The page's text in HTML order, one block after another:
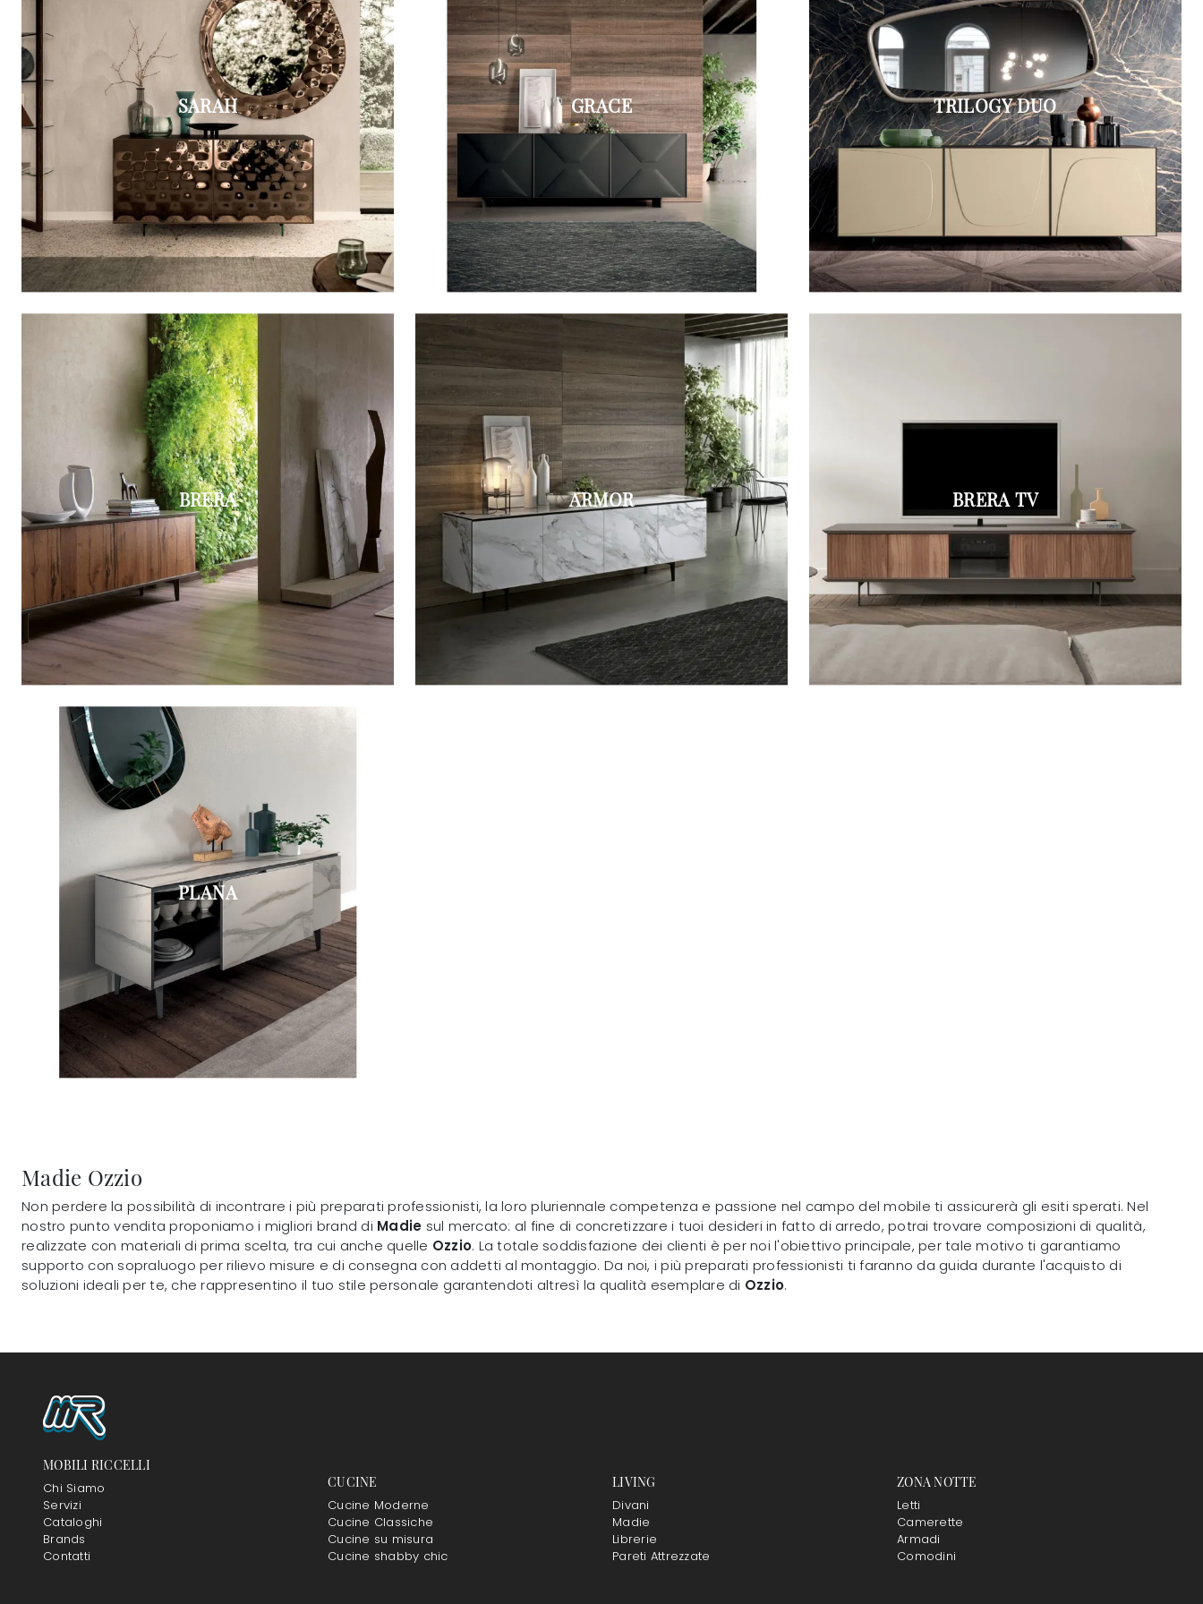
SARAH GRACE TRILOGY DUO
BRERA ARMOR BRERA TV
PLANA
Madie Ozzio
Non perdere la possibilità di incontrare i più preparati professionisti, la loro pluriennale competenza e passione nel campo del mobile ti assicurerà gli esiti sperati. Nel
nostro punto vendita proponiamo i migliori brand di Madie sul mercato: al fine di concretizzare i tuoi desideri in fatto di arredo, potrai trovare composizioni di qualità,
realizzate con materiali di prima scelta, tra cui anche quelle Ozzio. La totale soddisfazione dei clienti è per noi l'obiettivo principale, per tale motivo ti garantiamo
supporto con sopraluogo per rilievo misure e di consegna con addetti al montaggio. Da noi, i più preparati professionisti ti faranno da guida durante l'acquisto di
soluzioni ideali per te, che rappresentino il tuo stile personale garantendoti altresì la qualità esemplare di Ozzio.
MOBILI RICCELLI
Chi Siamo
Servizi
Cataloghi
Brands
Contatti
CUCINE
Cucine Moderne
Cucine Classiche
Cucine su misura
Cucine shabby chic
LIVING
Divani
Madie
Librerie
Pareti Attrezzate
ZONA NOTTE
Letti
Camerette
Armadi
Comodini